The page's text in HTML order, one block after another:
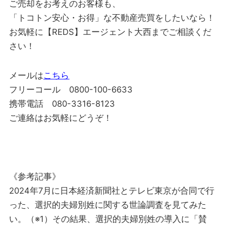
ご売却をお考えのお客様も、
「トコトン安心・お得」な不動産売買をしたいなら！
お気軽に【REDS】エージェント大西までご相談くだ
さい！
メールはこちら
フリーコール 0800-100-6633
携帯電話 080-3316-8123
ご連絡はお気軽にどうぞ！
《参考記事》
2024年7月に日本経済新聞社とテレビ東京が合同で行
った、選択的夫婦別姓に関する世論調査を見てみた
い。（※1）その結果、選択的夫婦別姓の導入に「賛